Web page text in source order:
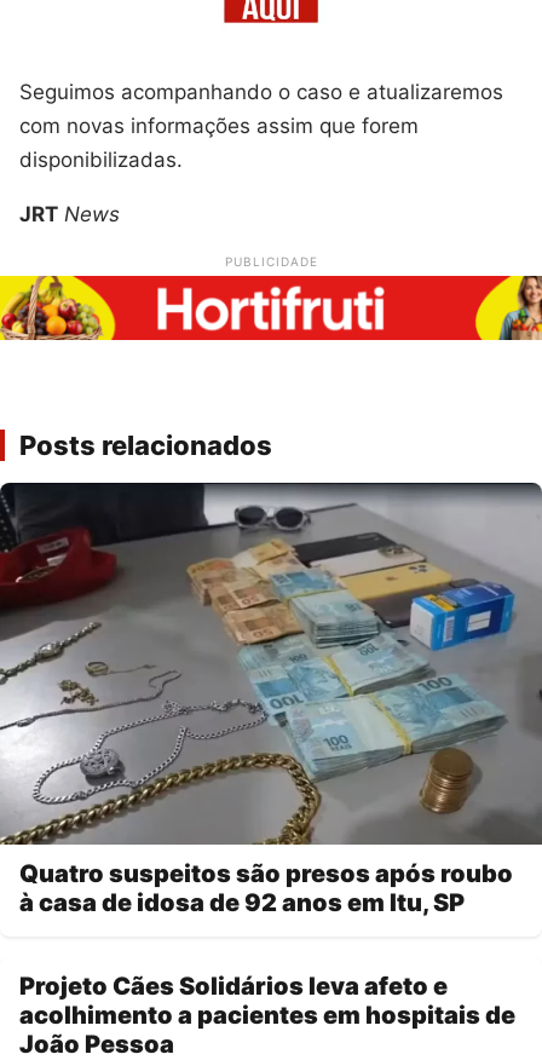
Seguimos acompanhando o caso e atualizaremos
com novas informações assim que forem
disponibilizadas.
JRT News
PUBLICIDADE
Posts relacionados
Quatro suspeitos são presos após roubo
à casa de idosa de 92 anos em Itu, SP
Projeto Cães Solidários leva afeto e
acolhimento a pacientes em hospitais de
João Pessoa